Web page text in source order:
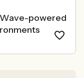
powered